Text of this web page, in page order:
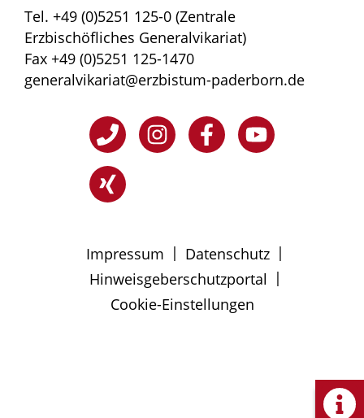
Tel. +49 (0)5251 125-0 (Zentrale
Erzbischöfliches Generalvikariat)
Fax +49 (0)5251 125-1470
generalvikariat@erzbistum-paderborn.de
Impressum | Datenschutz |
Hinweisgeberschutzportal |
Cookie-Einstellungen